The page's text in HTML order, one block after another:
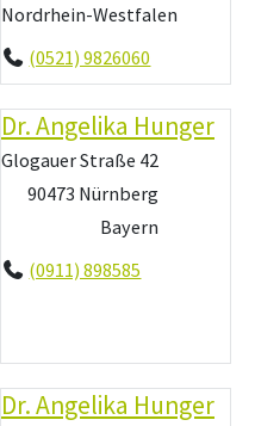
Nordrhein-Westfalen
(0521) 9826060
Dr. Angelika Hunger
Glogauer Straße 42
90473 Nürnberg
Bayern
(0911) 898585
Dr. Angelika Hunger